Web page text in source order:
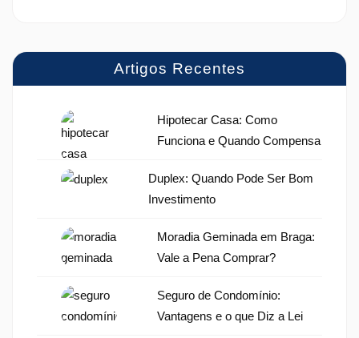
Artigos Recentes
Hipotecar Casa: Como
Funciona e Quando Compensa
Duplex: Quando Pode Ser Bom
Investimento
Moradia Geminada em Braga:
Vale a Pena Comprar?
Seguro de Condomínio:
Vantagens e o que Diz a Lei